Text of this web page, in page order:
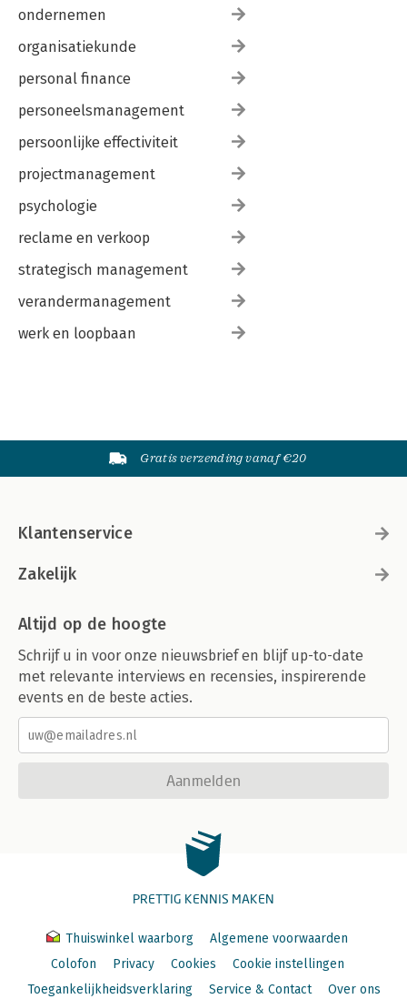
ondernemen
organisatiekunde
personal finance
personeelsmanagement
persoonlijke effectiviteit
projectmanagement
psychologie
reclame en verkoop
strategisch management
verandermanagement
werk en loopbaan
Gratis verzending vanaf €20
Klantenservice
Zakelijk
Altijd op de hoogte
Schrijf u in voor onze nieuwsbrief en blijf up-to-date
met relevante interviews en recensies, inspirerende
events en de beste acties.
Aanmelden
PRETTIG KENNIS MAKEN
Thuiswinkel waarborg
Algemene voorwaarden
Colofon
Privacy Cookies
Cookie instellingen
Toegankelijkheidsverklaring
Service & Contact Over ons